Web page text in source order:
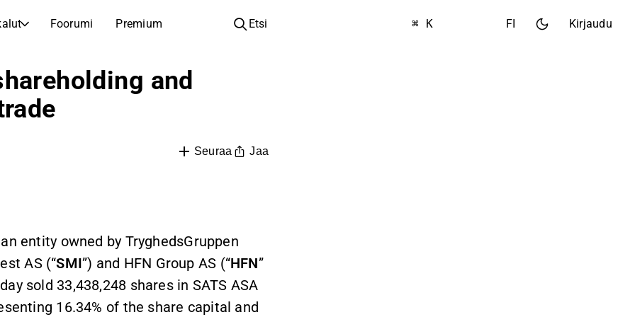
Foorumi Premium
Yhtiöt
Inspiraatiota seuraavaan sijoitukseesi
Yhtiökokousten päivämäärät ja osakkeenomistajatiedot
Analyysikoulu
Oppaita ja oppitunteja sijoitusosaamisen kasvattamiseen
Etsi ⌘ K FI Kirjaudu
and
Seuraa Jaa
entity owned by TryghedsGruppen
AS (“SMI”) and HFN Group AS (“HFN”
sold 33,438,248 shares in SATS ASA
16.34% of the share capital and